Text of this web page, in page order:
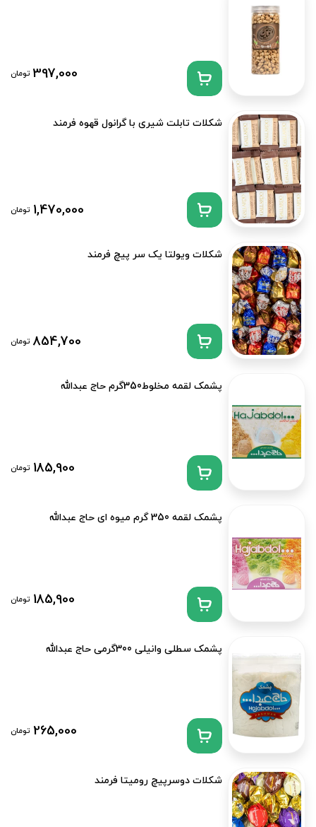
397,000 تومان
شکلات تابلت شیری با گرانول قهوه فرمند
1,470,000 تومان
شکلات ویولتا یک سر پیچ فرمند
854,700 تومان
پشمک لقمه مخلوط350گرم حاج عبدالله
185,900 تومان
پشمک لقمه 350 گرم میوه ای حاج عبدالله
185,900 تومان
پشمک سطلی وانیلی 300گرمی حاج عبدالله
265,000 تومان
شکلات دوسرپیچ رومیتا فرمند